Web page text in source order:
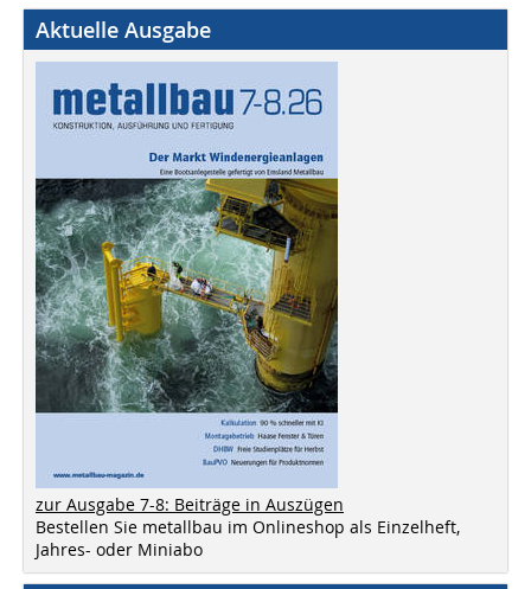
Aktuelle Ausgabe
zur Ausgabe 7-8: Beiträge in Auszügen
Bestellen Sie metallbau im Onlineshop als Einzelheft,
Jahres- oder Miniabo